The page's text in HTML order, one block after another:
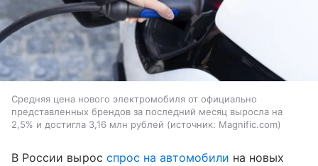
Средняя цена нового электромобиля от официально
представленных брендов за последний месяц выросла на
2,5% и достигла 3,16 млн рублей
источник: Magnific.com
В России вырос спрос на автомобили на новых